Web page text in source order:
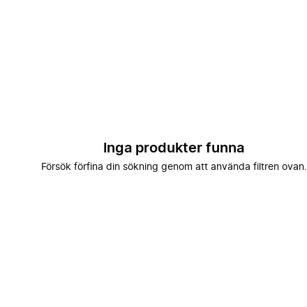
Inga produkter funna
Försök förfina din sökning genom att använda filtren ovan.